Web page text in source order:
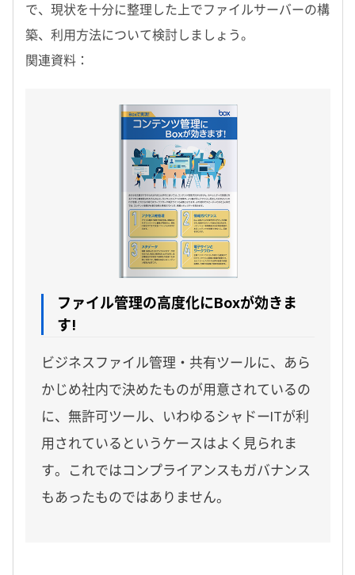
で、現状を十分に整理した上でファイルサーバーの構
築、利用方法について検討しましょう。
関連資料：
ファイル管理の高度化にBoxが効きま
す!
ビジネスファイル管理・共有ツールに、あら
かじめ社内で決めたものが用意されているの
に、無許可ツール、いわゆるシャドーITが利
用されているというケースはよく見られま
す。これではコンプライアンスもガバナンス
もあったものではありません。